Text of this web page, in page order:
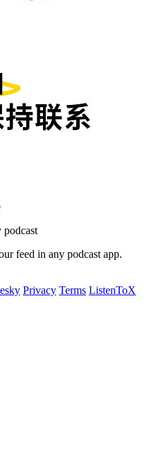
feed in any podcast app.
Privacy Terms ListenToX